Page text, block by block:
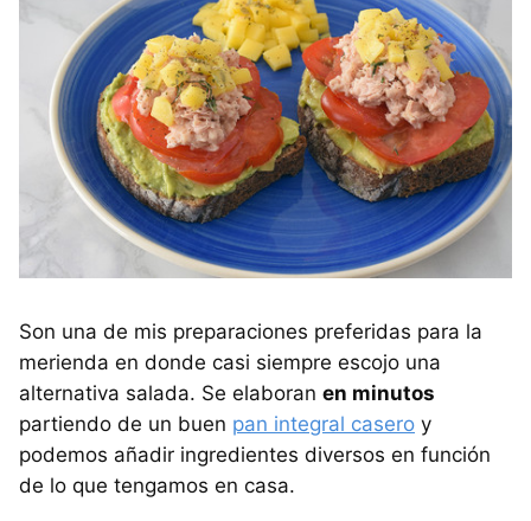
Son una de mis preparaciones preferidas para la
merienda en donde casi siempre escojo una
alternativa salada. Se elaboran en minutos
partiendo de un buen pan integral casero y
podemos añadir ingredientes diversos en función
de lo que tengamos en casa.